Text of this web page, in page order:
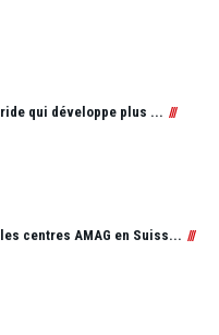
qui développe plus ...
centres AMAG en Suiss...